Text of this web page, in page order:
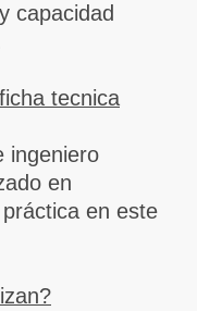
capacidad
tecnica
ingeniero
en
en este